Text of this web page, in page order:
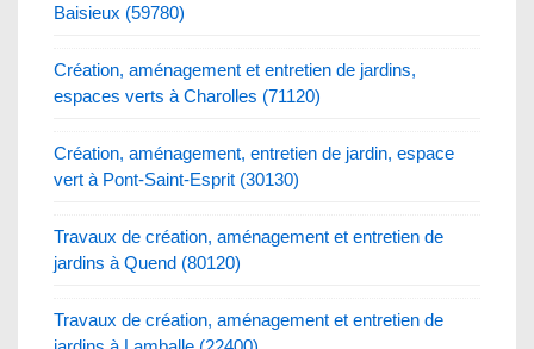
Baisieux (59780)
Création, aménagement et entretien de jardins,
espaces verts à Charolles (71120)
Création, aménagement, entretien de jardin, espace
vert à Pont-Saint-Esprit (30130)
Travaux de création, aménagement et entretien de
jardins à Quend (80120)
Travaux de création, aménagement et entretien de